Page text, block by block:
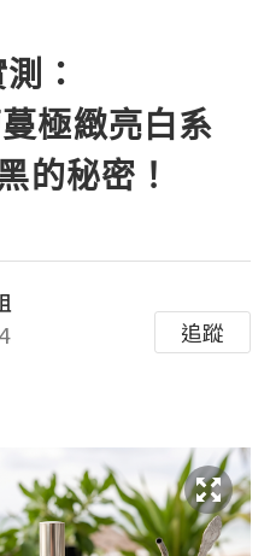
：
極緻亮白系
的秘密！
追蹤